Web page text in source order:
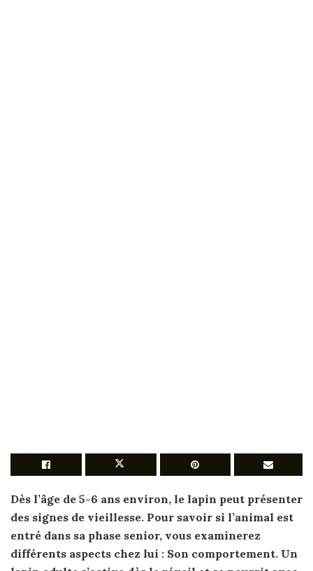
Dès l’âge de 5-6 ans environ, le lapin peut présenter
des signes de vieillesse. Pour savoir si l’animal est
entré dans sa phase senior, vous examinerez
différents aspects chez lui : Son comportement. Un